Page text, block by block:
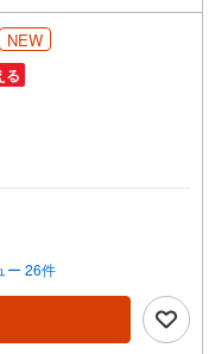
NEW
る
ー 26件